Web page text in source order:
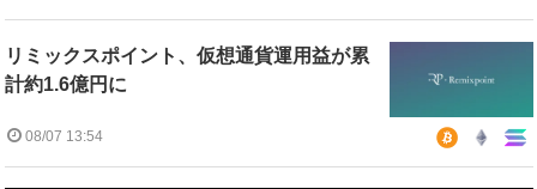
リミックスポイント、仮想通貨運用益が累
計約1.6億円に
08/07 13:54